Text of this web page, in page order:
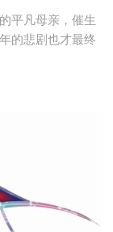
平凡母亲，催生
的悲剧也才最终